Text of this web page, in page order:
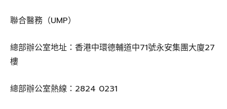
聯合醫務（UMP）
總部辦公室地址：香港中環德輔道中71號永安集團大廈27
樓
總部辦公室熱線：2824 0231